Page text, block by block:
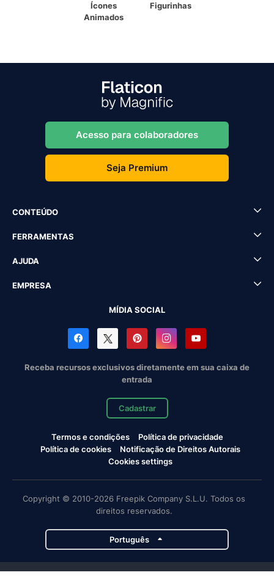
Ícones
Animados
Figurinhas
Acesso para colaboradores
Seja Premium
CONTEÚDO
FERRAMENTAS
AJUDA
EMPRESA
MÍDIA SOCIAL
Receba recursos exclusivos diretamente em sua caixa de
entrada
Cadastrar
Termos e condições
Política de privacidade
Política de cookies
Notificação de Direitos Autorais
Cookies settings
Copyright © 2010-2026 Freepik Company S.L.U. Todos os
direitos reservados.
Português